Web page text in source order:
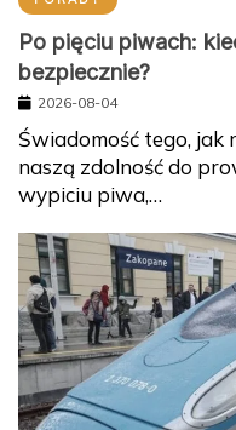
Po pięciu piwach:
bezpiecznie?
2026-08-04
Świadomość tego, jak
naszą zdolność do
wypiciu piwa,…